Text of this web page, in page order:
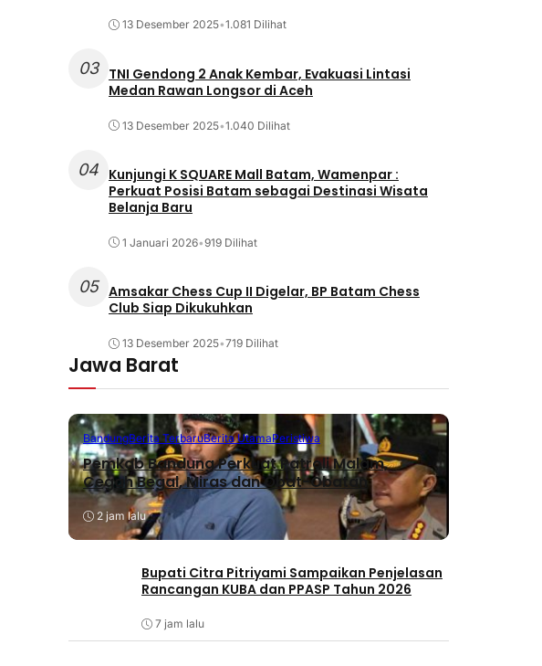
13 Desember 2025•1.081 Dilihat
03
TNI Gendong 2 Anak Kembar, Evakuasi Lintasi
Medan Rawan Longsor di Aceh
13 Desember 2025•1.040 Dilihat
04 Kunjungi K SQUARE Mall Batam, Wamenpar :
Perkuat Posisi Batam sebagai Destinasi Wisata
Belanja Baru
1 Januari 2026•919 Dilihat
05 Amsakar Chess Cup II Digelar, BP Batam Chess
Club Siap Dikukuhkan
13 Desember 2025•719 Dilihat
Jawa Barat
BandungBerita TerbaruBerita UtamaPeristiwa
Pemkab Bandung Perkuat Patroli Malam,
Cegah Begal, Miras dan Obat-Obatan
2 jam lalu
Bupati Citra Pitriyami Sampaikan Penjelasan
Rancangan KUBA dan PPASP Tahun 2026
7 jam lalu